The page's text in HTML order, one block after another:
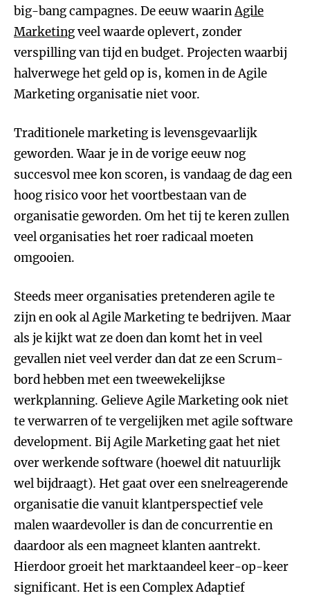
big-bang campagnes. De eeuw waarinAgile
Marketingveel waarde oplevert, zonder
verspilling van tijd en budget. Projecten waarbij
halverwege het geld op is, komen in de Agile
Marketing organisatie niet voor.
Traditionele marketing is levensgevaarlijk
geworden. Waar je in de vorige eeuw nog
succesvol mee kon scoren, is vandaag de dag een
hoog risico voor het voortbestaan van de
organisatie geworden. Om het tij te keren zullen
veel organisaties het roer radicaal moeten
omgooien.
Steeds meer organisaties pretenderen agile te
zijn en ook al Agile Marketing te bedrijven. Maar
als je kijkt wat ze doen dan komt het in veel
gevallen niet veel verder dan dat ze een Scrum-
bord hebben met een tweewekelijkse
werkplanning. Gelieve Agile Marketing ook niet
te verwarren of te vergelijken met agile software
development. Bij Agile Marketing gaat het niet
over werkende software (hoewel dit natuurlijk
wel bijdraagt). Het gaat over een snelreagerende
organisatie die vanuit klantperspectief vele
malen waardevoller is dan de concurrentie en
daardoor als een magneet klanten aantrekt.
Hierdoor groeit het marktaandeel keer-op-keer
significant. Het is een Complex Adaptief